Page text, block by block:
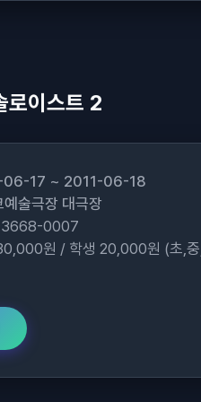
로이스트 2
06-17 ~ 2011-06-18
예술극장 대극장
3668-0007
원 / 학생 20,000원 (초,중